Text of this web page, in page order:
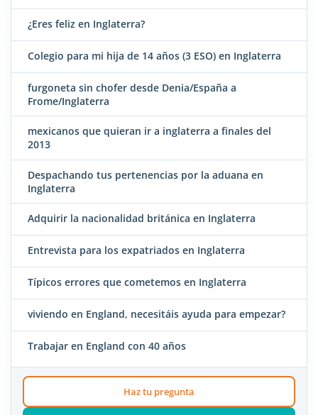
¿Eres feliz en Inglaterra?
Colegio para mi hija de 14 años (3 ESO) en Inglaterra
furgoneta sin chofer desde Denia/España a
Frome/Inglaterra
mexicanos que quieran ir a inglaterra a finales del
2013
Despachando tus pertenencias por la aduana en
Inglaterra
Adquirir la nacionalidad británica en Inglaterra
Entrevista para los expatriados en Inglaterra
Típicos errores que cometemos en Inglaterra
viviendo en England, necesitáis ayuda para empezar?
Trabajar en England con 40 años
Haz tu pregunta